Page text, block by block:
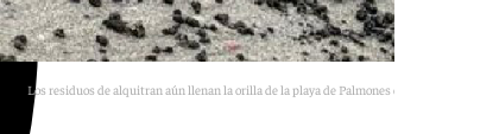
Los residuos de alquitran aún llenan la orilla de la playa de Palmones en Los Barrios